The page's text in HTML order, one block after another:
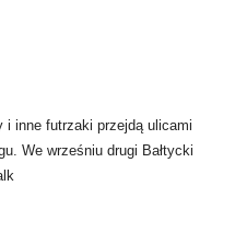
i inne futrzaki przejdą ulicami
We wrześniu drugi Bałtycki